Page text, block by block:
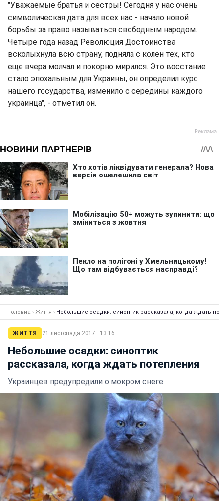
"Уважаемые братья и сестры! Сегодня у нас очень
символическая дата для всех нас - начало новой
борьбы за право называться свободным народом.
Четыре года назад Революция Достоинства
всколыхнула всю страну, подняла с колен тех, кто
еще вчера молчал и покорно мирился. Это восстание
стало эпохальным для Украины, он определил курс
нашего государства, изменило с середины каждого
украинца", - отметил он.
Головна › Життя › Небольшие осадки: синоптик рассказала, когда ждать
ЖИТТЯ 21 листопада 2017 · 13:16
Небольшие осадки: синоптик
рассказала, когда ждать потепления
Украинцев предупредили о мокром снеге